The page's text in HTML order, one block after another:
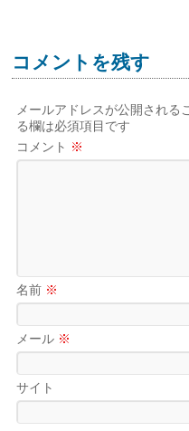
コメントを残す
メールアドレスが公開される
る欄は必須項目です
コメント ※
名前 ※
メール ※
サイト